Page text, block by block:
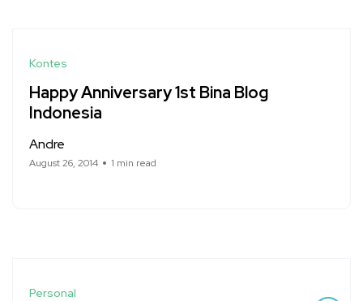
Kontes
Happy Anniversary 1st Bina Blog
Indonesia
Andre
August 26, 2014 1 min read
Personal